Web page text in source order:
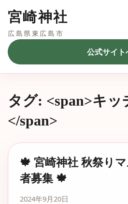
宮崎神社
広島県東広島市
公式サイト
タグ: <span>キッ
</span>
🍁 宮崎神社 秋祭り
者募集 🍁
2024年9月20日